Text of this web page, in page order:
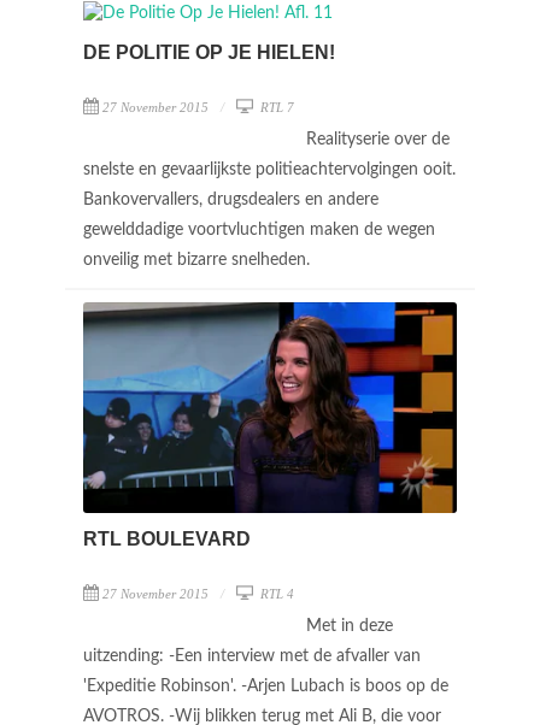
DE POLITIE OP JE HIELEN!
27 November 2015 RTL 7
Realityserie over de
snelste en gevaarlijkste politieachtervolgingen ooit.
Bankovervallers, drugsdealers en andere
gewelddadige voortvluchtigen maken de wegen
onveilig met bizarre snelheden.
RTL BOULEVARD
27 November 2015 RTL 4
Met in deze
uitzending: -Een interview met de afvaller van
'Expeditie Robinson'. -Arjen Lubach is boos op de
AVOTROS. -Wij blikken terug met Ali B, die voor